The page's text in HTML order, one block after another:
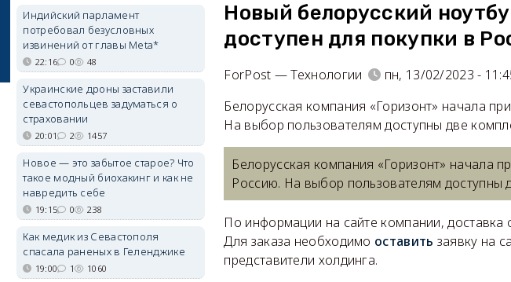
Новый белорусский
доступен для покупки в
ForPost — Технологии
пн, 13/02/2023 -
Белорусская компания «Горизонт» начала
На выбор пользователям доступны две
Белорусская компания «Горизонт» начала
Россию. На выбор пользователям доступны
По информации на сайте компании,
Для заказа необходимо оставить заявку на
представители холдинга.
Индийский парламент
потребовал безусловных
извинений от главы Meta*
22:16 0 48
Украинские дроны заставили
севастопольцев задуматься о
страховании
20:01 2 1457
Новое — это забытое старое? Что
такое модный биохакинг и как не
навредить себе
19:15 0 238
Как медик из Севастополя
спасала раненых в Геленджике
19:00 1 1060